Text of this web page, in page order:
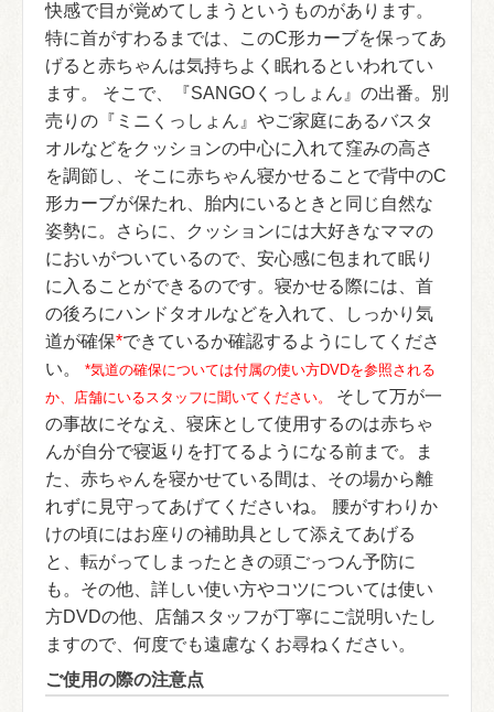
快感で目が覚めてしまうというものがあります。
特に首がすわるまでは、このC形カーブを保ってあ
げると赤ちゃんは気持ちよく眠れるといわれてい
ます。 そこで、『SANGOくっしょん』の出番。別
売りの『ミニくっしょん』やご家庭にあるバスタ
オルなどをクッションの中心に入れて窪みの高さ
を調節し、そこに赤ちゃん寝かせることで背中のC
形カーブが保たれ、胎内にいるときと同じ自然な
姿勢に。さらに、クッションには大好きなママの
においがついているので、安心感に包まれて眠り
に入ることができるのです。寝かせる際には、首
の後ろにハンドタオルなどを入れて、しっかり気
道が確保*できているか確認するようにしてくださ
い。 *気道の確保については付属の使い方DVDを参照される
か、店舗にいるスタッフに聞いてください。
そして万が一
の事故にそなえ、寝床として使用するのは赤ちゃ
んが自分で寝返りを打てるようになる前まで。ま
た、赤ちゃんを寝かせている間は、その場から離
れずに見守ってあげてくださいね。 腰がすわりか
けの頃にはお座りの補助具として添えてあげる
と、転がってしまったときの頭ごっつん予防に
も。その他、詳しい使い方やコツについては使い
方DVDの他、店舗スタッフが丁寧にご説明いたし
ますので、何度でも遠慮なくお尋ねください。
ご使用の際の注意点